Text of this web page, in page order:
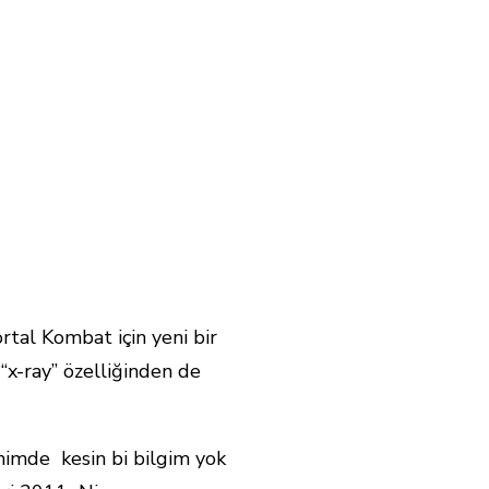
Kombat için yeni bir
ray” özelliğinden de
kesin bi bilgim yok